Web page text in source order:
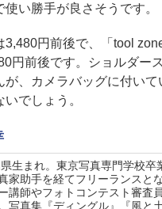
使い勝手が良さそうです。
3,480円前後で、「tool
円前後です。ショルダー
が、カメラバッグに付い
でしょう。
生まれ。東京写真専門学校卒
家助手を経てフリーランスと
講師やフォトコンテスト審査
写真集『ディングル』『風と